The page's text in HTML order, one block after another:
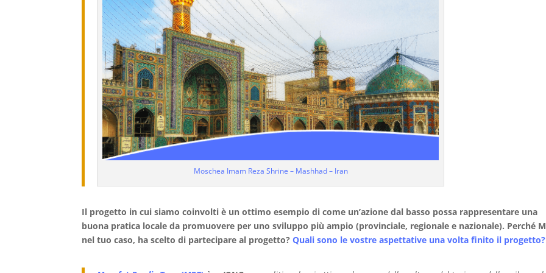
Moschea Imam Reza Shrine – Mashhad – Iran
Il progetto in cui siamo coinvolti è un ottimo esempio di come un’azione dal basso possa rappresentare una
buona pratica locale da promuovere per uno sviluppo più ampio (provinciale, regionale e nazionale). Perché
nel tuo caso, ha scelto di partecipare al progetto?Quali sono le vostre aspettative una volta finito il progetto?